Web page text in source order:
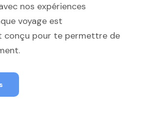
nos expériences
voyage est
conçu pour te permettre de